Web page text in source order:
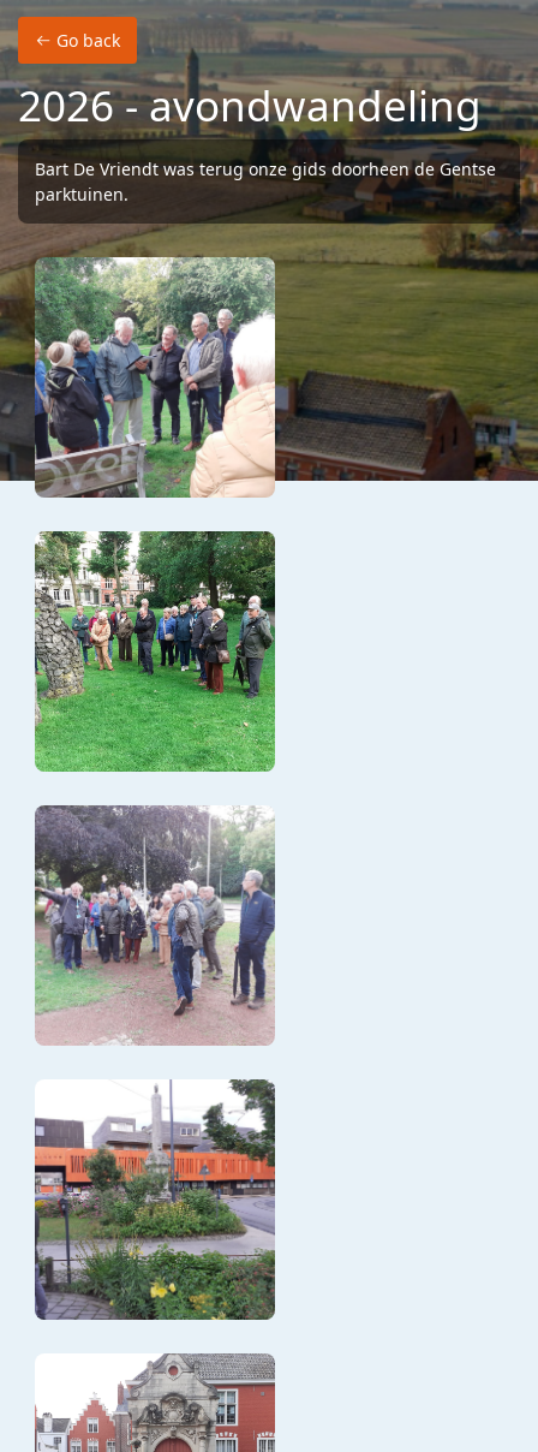
Skip to main content
Go back
2026 - avondwandeling
Bart De Vriendt was terug onze gids doorheen de Gentse
parktuinen.